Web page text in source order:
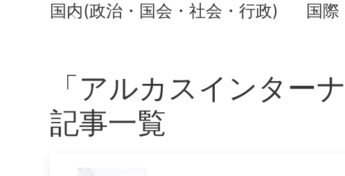
国内(政治・国会・社会・行政) 国際
「アルカスインター
記事一覧